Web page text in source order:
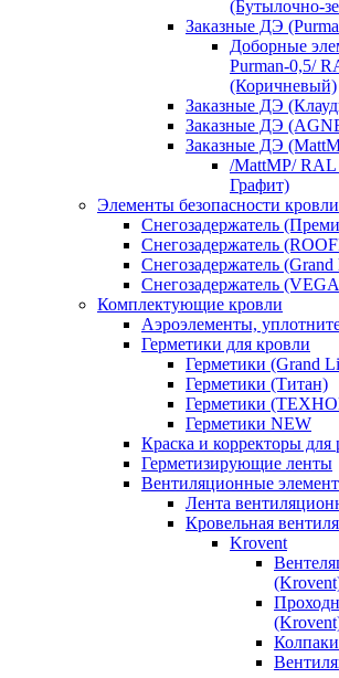
(Бутылочно-
Заказные ДЭ
Доборные
Purman-0,5/
(Коричневый)
Заказные ДЭ
Заказные ДЭ
Заказные ДЭ
/MattMP/
Графит)
Элементы безопасности кровли
Снегозадержатель
Снегозадержатель
Снегозадержатель (Grand
Снегозадержатель
Комплектующие кровли
Аэроэлементы,
Герметики для кровли
Герметики (Grand
Герметики (Титан)
Герметики
Герметики NEW
Краска и корректоры для
Герметизирующие ленты
Вентиляционные
Лента
Кровельная
Krovent